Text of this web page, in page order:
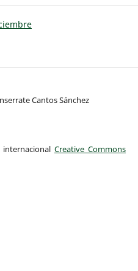
Cantos Sánchez
Creative Commons